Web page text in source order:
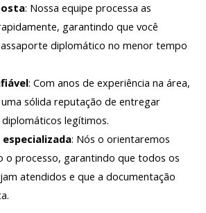
: Nossa equipe processa as
garantindo que você
diplomático no menor tempo
: Com anos de experiência na área,
sólida reputação de entregar
legítimos.
: Nós o orientaremos
o processo, garantindo que todos os
atendidos e que a documentação